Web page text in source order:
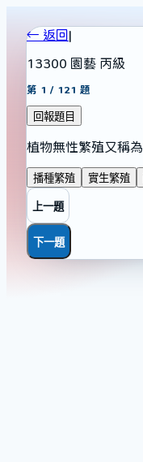
← 返回|
13300 園藝 丙級
第 1 / 121 題
回報題目
植物無性繁殖又稱為
播種繁殖 實生繁殖
上一題
下一題